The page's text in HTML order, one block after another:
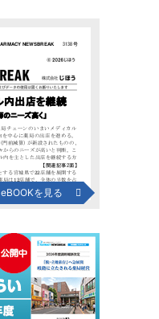
eBOOKを見る